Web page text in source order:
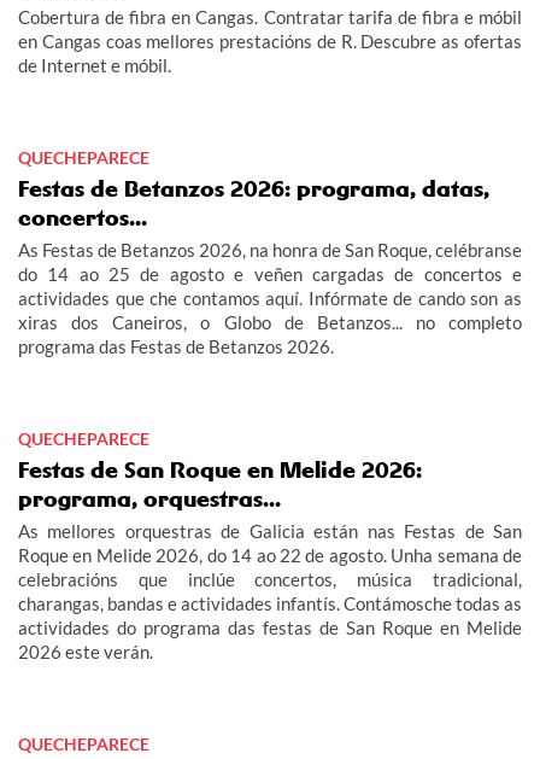
Cobertura de fibra en Cangas. Contratar tarifa de fibra e móbil
en Cangas coas mellores prestacións de R. Descubre as ofertas
de Internet e móbil.
QUECHEPARECE
Festas de Betanzos 2026: programa, datas,
concertos...
As Festas de Betanzos 2026, na honra de San Roque, celébranse
do 14 ao 25 de agosto e veñen cargadas de concertos e
actividades que che contamos aquí. Infórmate de cando son as
xiras dos Caneiros, o Globo de Betanzos... no completo
programa das Festas de Betanzos 2026.
QUECHEPARECE
Festas de San Roque en Melide 2026:
programa, orquestras...
As mellores orquestras de Galicia están nas Festas de San
Roque en Melide 2026, do 14 ao 22 de agosto. Unha semana de
celebracións que inclúe concertos, música tradicional,
charangas, bandas e actividades infantís. Contámosche todas as
actividades do programa das festas de San Roque en Melide
2026 este verán.
QUECHEPARECE